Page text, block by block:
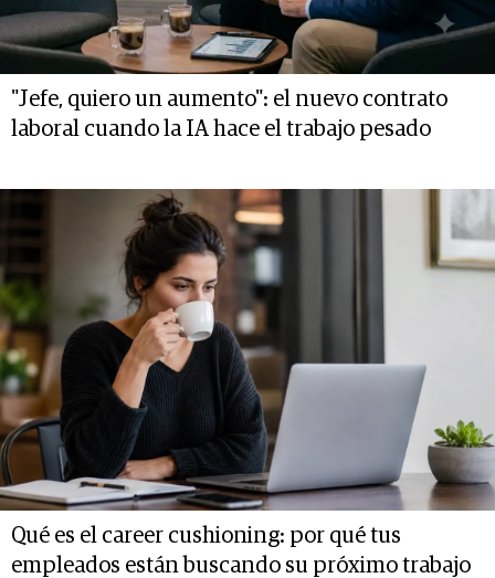
"Jefe, quiero un aumento": el nuevo contrato
laboral cuando la IA hace el trabajo pesado
Qué es el career cushioning: por qué tus
empleados están buscando su próximo trabajo